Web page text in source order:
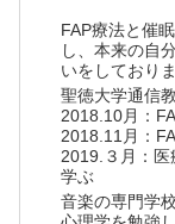
FAP療法と催
し、本来の自
いをしておりま
聖徳大学通信
2018.10月：
2018.11月：
2019.３月：医
学ぶ
音楽の専門学